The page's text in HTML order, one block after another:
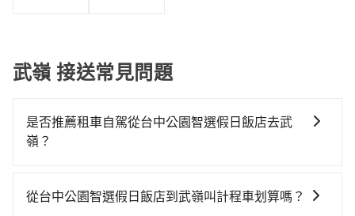
武嶺 接送常見問題
是否推薦租車自駕從台中公園智選假日飯店去武
嶺？
時不需要閉目養神（因為要自己開車），最重要的是你
從台中公園智選假日飯店到武嶺叫計程車划算嗎？